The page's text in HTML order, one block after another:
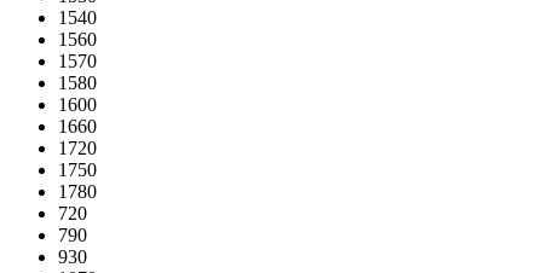
1540
1560
1570
1580
1600
1660
1720
1750
1780
720
790
930